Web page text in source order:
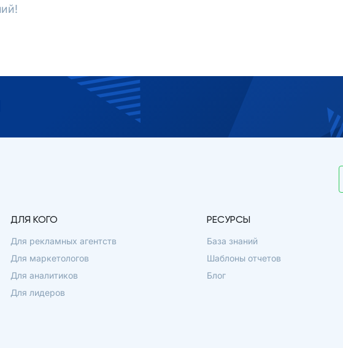
ДЛЯ КОГО
Для рекламных агентств
Для маркетологов
Для аналитиков
Для лидеров
РЕСУРСЫ
База знаний
Шаблоны отчетов
Блог